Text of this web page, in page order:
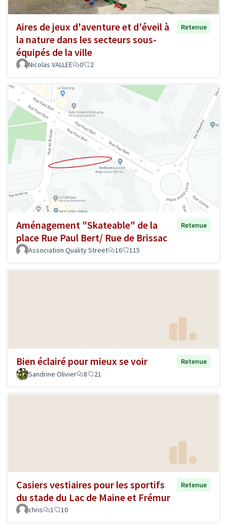
Aires de jeux d'aventure et d'éveil à
la nature dans les secteurs sous-
équipés de la ville
Retenue
Nicolas VALLEE 0 2
Aménagement "Skateable" de la
place Rue Paul Bert/ Rue de Brissac
Retenue
Association Quality Street 16 115
Bien éclairé pour mieux se voir
Retenue
Sandrine Olivier
8 21
Casiers vestiaires pour les sportifs
du stade du Lac de Maine et Frémur
Retenue
chris 1 10